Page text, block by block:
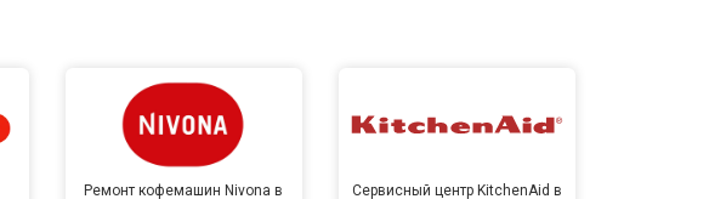
Ремонт кофемашин Nivona в
Сервисный центр KitchenAid в